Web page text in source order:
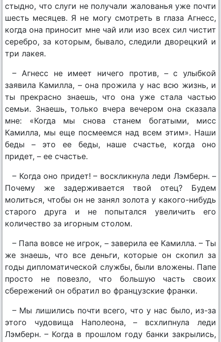
стыдно, что слуги не получали жалованья уже почти
шесть месяцев. Я не могу смотреть в глаза Агнесс,
когда она приносит мне чай или изо всех сил чистит
серебро, за которым, бывало, следили дворецкий и
три лакея.
– Агнесс не имеет ничего против, – с улыбкой
заявила Камилла, – она прожила у нас всю жизнь, и
ты прекрасно знаешь, что она уже стала частью
семьи. Знаешь, только вчера вечером она сказала
мне: «Когда мы снова станем богатыми, мисс
Камилла, мы еще посмеемся над всем этим». Наши
беды – это ее беды, наше счастье, когда оно
придет, – ее счастье.
– Когда оно придет! – воскликнула леди Лэмберн. –
Почему же задерживается твой отец? Будем
молиться, чтобы он не занял золота у какого-нибудь
старого друга и не попытался увеличить его
количество за игорным столом.
– Папа вовсе не игрок, – заверила ее Камилла. – Ты
же знаешь, что все деньги, которые он скопил за
годы дипломатической службы, были вложены. Папе
просто не повезло, что большую часть своих
сбережений он обратил во французские франки.
– Мы лишились почти всего, что у нас было, из-за
этого чудовища Наполеона, – всхлипнула леди
Лэмберн. – Когда в прошлом году банки закрылись,